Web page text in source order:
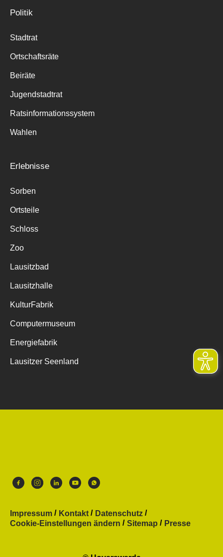
Politik
Stadtrat
Ortschaftsräte
Beiräte
Jugendstadtrat
Ratsinformationssystem
Wahlen
Erlebnisse
Sorben
Ortsteile
Schloss
Zoo
Lausitzbad
Lausitzhalle
KulturFabrik
Computermuseum
Energiefabrik
Lausitzer Seenland
Impressum Kontakt
Datenschutz
Cookie-Einstellungen ändern
Sitemap Presse